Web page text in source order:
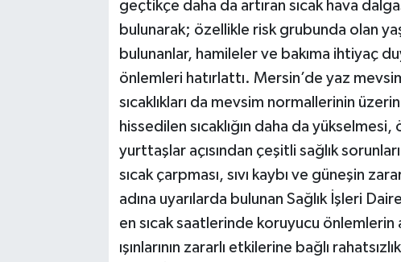
geçtikçe daha da artıran sıcak hava
bulunarak; özellikle risk grubunda olan
bulunanlar, hamileler ve bakıma ihtiyaç
önlemleri hatırlattı. Mersin’de yaz
sıcaklıkları da mevsim normallerinin
hissedilen sıcaklığın daha da
yurttaşlar açısından çeşitli sağlık
sıcak çarpması, sıvı kaybı ve güneşin
adına uyarılarda bulunan Sağlık İşleri
en sıcak saatlerinde koruyucu önlemlerin
ışınlarının zararlı etkilerine bağlı